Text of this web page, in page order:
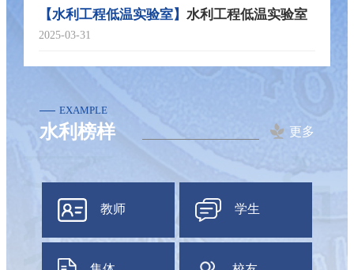
教育部寒地黑土生境健康国际合作联合实验室
2025-03-31
【水利工程低温实验室】水利工程低温实验室
EXAMPLE
水利榜样 更多
教师 学生